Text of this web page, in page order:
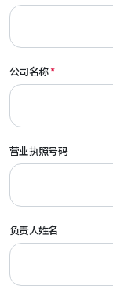
公司名称
营业执照号码
负责人姓名